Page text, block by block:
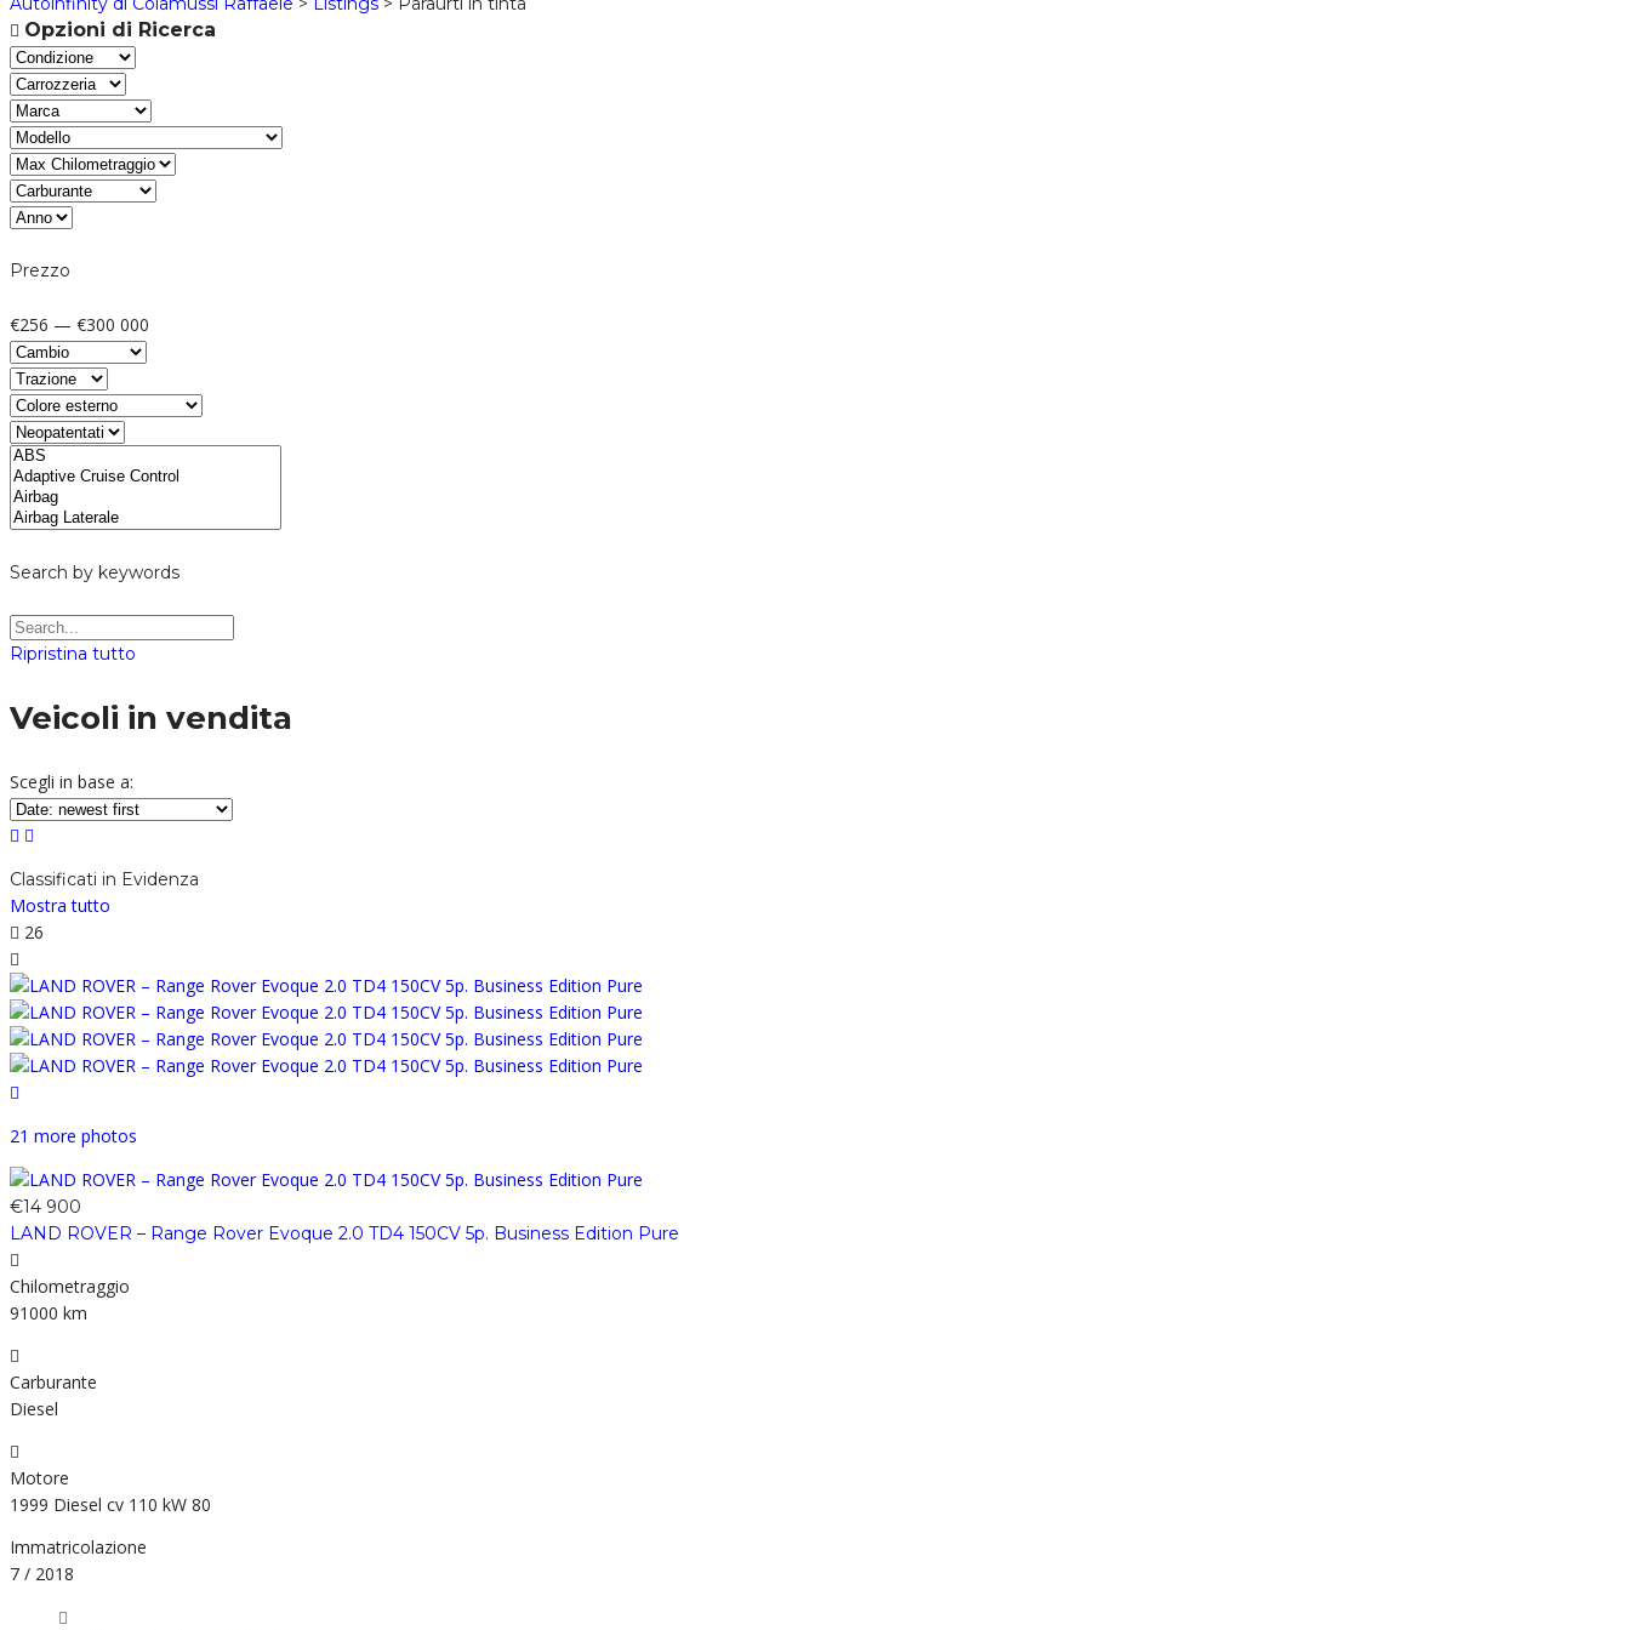
Opzioni di Ricerca
Prezzo
€256 — €300 000
Search by keywords
Ripristina tutto
Veicoli in vendita
Scegli in base a:
Classificati in Evidenza
Mostra tutto
26
21 more photos
€14 900
LAND ROVER – Range Rover Evoque 2.0 TD4 150CV 5p. Business Edition Pure
Chilometraggio
91000 km
Carburante
Diesel
Motore
1999 Diesel cv 110 kW 80
Immatricolazione
7 / 2018